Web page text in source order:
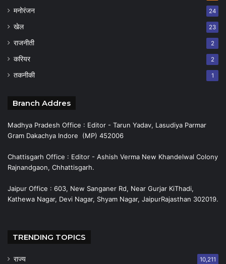
मनोरंजन 24
खेल 23
राजनीती 2
करियर 2
तकनीकी 1
Branch Addres
Madhya Pradesh Office : Editor - Tarun Yadav, Lasudiya Parmar
Gram Dakachya Indore (MP) 452006
Chattisgarh Office : Editor - Ashish Verma New Khandelwal Colony
Rajnandgaon, Chhattisgarh.
Jaipur Office : 603, New Sanganer Rd, Near Gurjar KiThadi,
Kathewa Nagar, Devi Nagar, Shyam Nagar, JaipurRajasthan 302019.
TRENDING TOPICS
राज्य 10,211